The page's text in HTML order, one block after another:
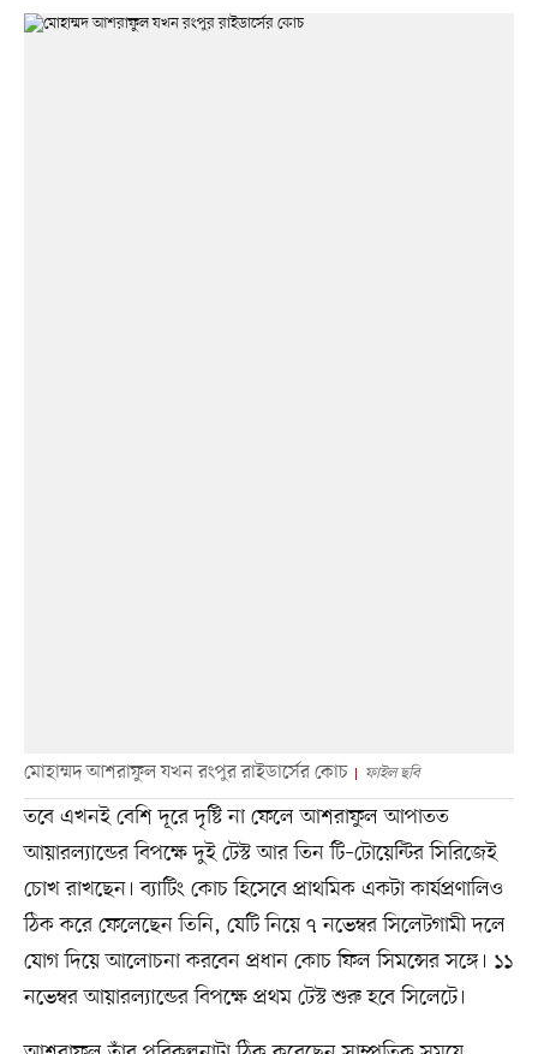
মোহাম্মদ আশরাফুল যখন রংপুর রাইডার্সের কোচ ফাইল ছবি
তবে এখনই বেশি দূরে দৃষ্টি না ফেলে আশরাফুল আপাতত
আয়ারল্যান্ডের বিপক্ষে দুই টেস্ট আর তিন টি–টোয়েন্টির সিরিজেই
চোখ রাখছেন। ব্যাটিং কোচ হিসেবে প্রাথমিক একটা কার্যপ্রণালিও
ঠিক করে ফেলেছেন তিনি, যেটি নিয়ে ৭ নভেম্বর সিলেটগামী দলে
যোগ দিয়ে আলোচনা করবেন প্রধান কোচ ফিল সিমন্সের সঙ্গে। ১১
নভেম্বর আয়ারল্যান্ডের বিপক্ষে প্রথম টেস্ট শুরু হবে সিলেটে।